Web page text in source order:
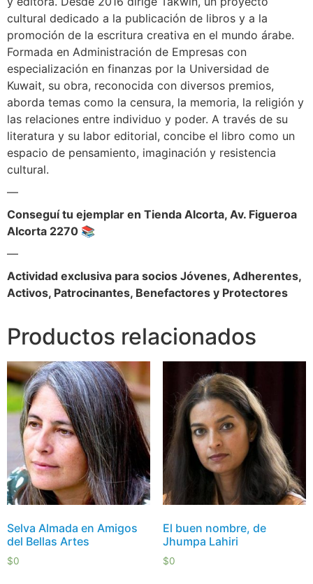
cultural dedicado a la publicación de libros y a la
promoción de la escritura creativa en el mundo árabe.
Formada en Administración de Empresas con
especialización en finanzas por la Universidad de
Kuwait, su obra, reconocida con diversos premios,
aborda temas como la censura, la memoria, la religión y
las relaciones entre individuo y poder. A través de su
literatura y su labor editorial, concibe el libro como un
espacio de pensamiento, imaginación y resistencia
cultural.
—
Conseguí tu ejemplar en Tienda Alcorta, Av. Figueroa
Alcorta 2270 📚
—
Actividad exclusiva para socios Jóvenes, Adherentes,
Activos, Patrocinantes, Benefactores y Protectores
Productos relacionados
Selva Almada en Amigos
del Bellas Artes
$0
El buen nombre, de
Jhumpa Lahiri
$0